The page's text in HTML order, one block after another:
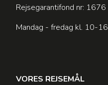
Rejsegarantifond nr: 1676
Mandag - fredag kl. 10-16
VORES REJSEMÅL